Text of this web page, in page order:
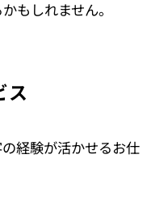
もしれません。
ス
経験が活かせるお仕